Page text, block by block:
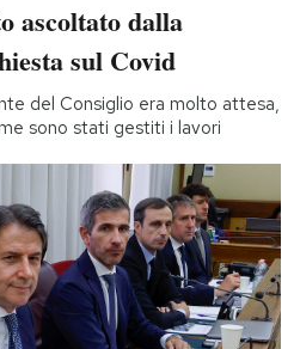
ascoltato dalla
sul Covid
del Consiglio era molto attesa,
sono stati gestiti i lavori